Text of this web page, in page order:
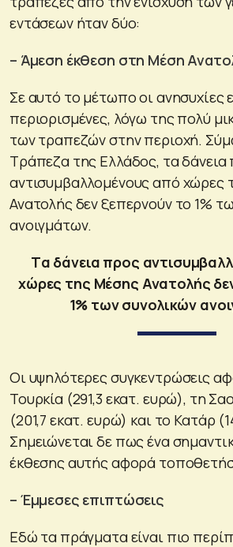
εντάσεων ήταν δύο:
– Άμεση έκθεση στη Μέση
Σε αυτό το μέτωπο οι ανησυχίες
περιορισμένες, λόγω της πολύ
των τραπεζών στην περιοχή.
Τράπεζα της Ελλάδος, τα δάνεια
αντισυμβαλλομένους από χώρες
Ανατολής δεν ξεπερνούν το 1%
ανοιγμάτων.
Tα δάνεια προς
χώρες της Μέσης Ανατολής
1% των συνολικών
Οι υψηλότερες συγκεντρώσεις
Τουρκία (291,3 εκατ. ευρώ), τη
(201,7 εκατ. ευρώ) και το Κατάρ
Σημειώνεται δε πως ένα
έκθεσης αυτής αφορά
– Έμμεσες επιπτώσεις
Εδώ τα πράγματα είναι πιο